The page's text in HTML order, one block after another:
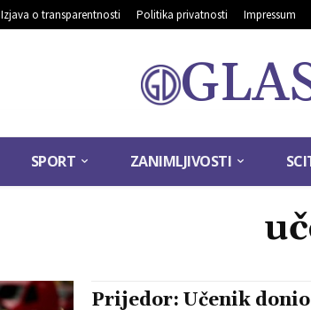
Izjava o transparentnosti Politika privatnosti Impressum
SPORT ZANIMLJIVOSTI
Prijedor: Učenik